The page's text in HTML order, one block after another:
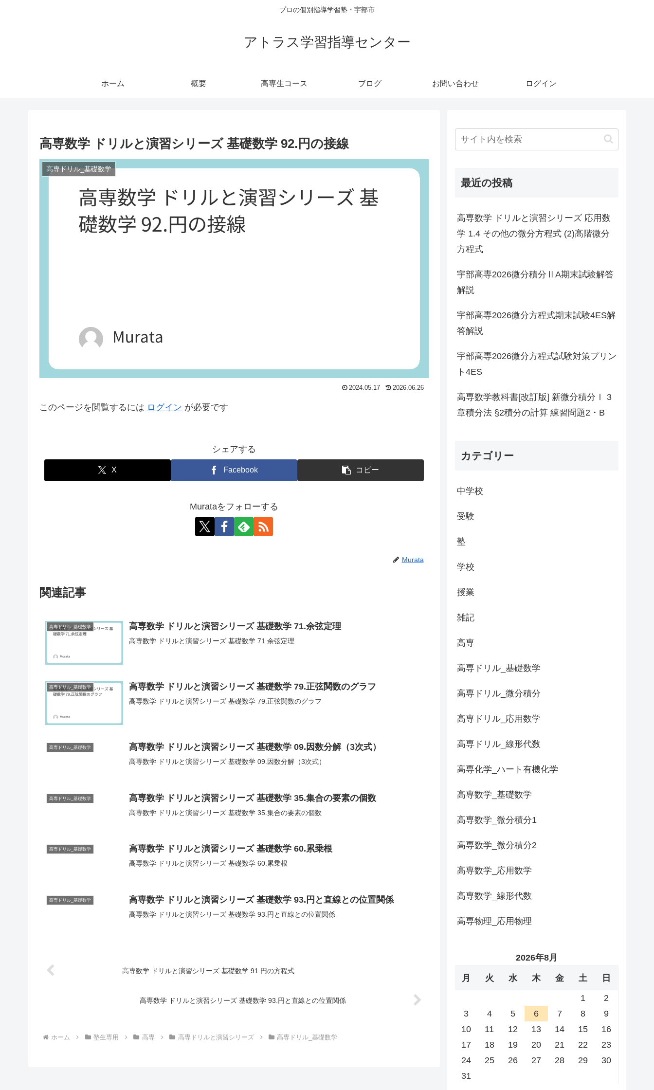
プロの個別指導学習塾・宇部市
アトラス学習指導センター
ホーム 概要 高専生コース ブログ お問い合わせ ログイン
高専数学 ドリルと演習シリーズ 基礎数学 92.円の接線
高専ドリル_基礎数学
2024.05.17 2026.06.26
このページを閲覧するには ログイン が必要です
シェアする
X Facebook コピー
Murataをフォローする
Murata
関連記事
高専ドリル_基礎数学 高専数学 ドリルと演習シリーズ 基礎数学 71.余弦定理
高専数学 ドリルと演習シリーズ 基礎数学 71.余弦定理
高専ドリル_基礎数学 高専数学 ドリルと演習シリーズ 基礎数学 79.正弦関数のグラフ
高専数学 ドリルと演習シリーズ 基礎数学 79.正弦関数のグラフ
高専ドリル_基礎数学 高専数学 ドリルと演習シリーズ 基礎数学 09.因数分解（3次式）
高専数学 ドリルと演習シリーズ 基礎数学 09.因数分解（3次式）
高専ドリル_基礎数学 高専数学 ドリルと演習シリーズ 基礎数学 35.集合の要素の個数
高専数学 ドリルと演習シリーズ 基礎数学 35.集合の要素の個数
高専ドリル_基礎数学 高専数学 ドリルと演習シリーズ 基礎数学 60.累乗根
高専数学 ドリルと演習シリーズ 基礎数学 60.累乗根
高専ドリル_基礎数学 高専数学 ドリルと演習シリーズ 基礎数学 93.円と直線との位置関係
高専数学 ドリルと演習シリーズ 基礎数学 93.円と直線との位置関係
高専数学 ドリルと演習シリーズ 基礎数学 91.円の方程式
高専数学 ドリルと演習シリーズ 基礎数学 93.円と直線との位置関係
ホーム 塾生専用 高専 高専ドリルと演習シリーズ 高専ドリル_基礎数学
最近の投稿
高専数学 ドリルと演習シリーズ 応用数
学 1.4 その他の微分方程式 (2)高階微分
方程式
宇部高専2026微分積分ⅡA期末試験解答
解説
宇部高専2026微分方程式期末試験4ES解
答解説
宇部高専2026微分方程式試験対策プリン
ト4ES
高専数学教科書[改訂版] 新微分積分Ⅰ 3
章積分法 §2積分の計算 練習問題2・B
カテゴリー
中学校
受験
塾
学校
授業
雑記
高専
高専ドリル_基礎数学
高専ドリル_微分積分
高専ドリル_応用数学
高専ドリル_線形代数
高専化学_ハート有機化学
高専数学_基礎数学
高専数学_微分積分1
高専数学_微分積分2
高専数学_応用数学
高専数学_線形代数
高専物理_応用物理
2026年8月
月 火 水 木 金 土 日
1
2
3
4 5 6 7 8
9
10
11 12 13 14 15
16
17
18 19 20 21 22
23
24
25 26 27 28 29
30
31